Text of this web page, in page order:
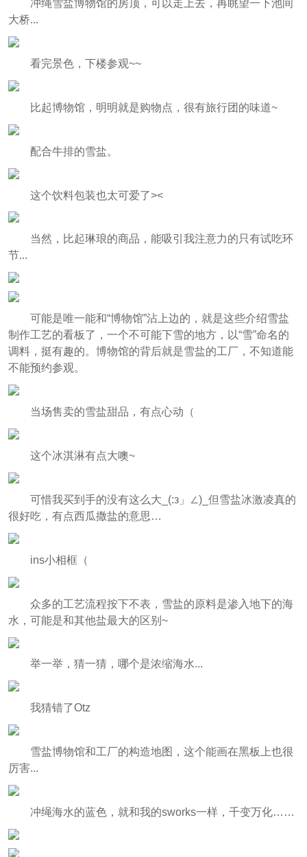
冲绳雪盐博物馆的房顶，可以走上去，再眺望一下池间
大桥...
看完景色，下楼参观~~
比起博物馆，明明就是购物点，很有旅行团的味道~
配合牛排的雪盐。
这个饮料包装也太可爱了><
当然，比起琳琅的商品，能吸引我注意力的只有试吃环
节...
可能是唯一能和“博物馆”沾上边的，就是这些介绍雪盐
制作工艺的看板了，一个不可能下雪的地方，以“雪”命名的
调料，挺有趣的。博物馆的背后就是雪盐的工厂，不知道能
不能预约参观。
当场售卖的雪盐甜品，有点心动（
这个冰淇淋有点大噢~
可惜我买到手的没有这么大_(:з」∠)_但雪盐冰激凌真的
很好吃，有点西瓜撒盐的意思…
ins小相框（
众多的工艺流程按下不表，雪盐的原料是渗入地下的海
水，可能是和其他盐最大的区别~
举一举，猜一猜，哪个是浓缩海水...
我猜错了Otz
雪盐博物馆和工厂的构造地图，这个能画在黑板上也很
厉害...
冲绳海水的蓝色，就和我的sworks一样，千变万化……